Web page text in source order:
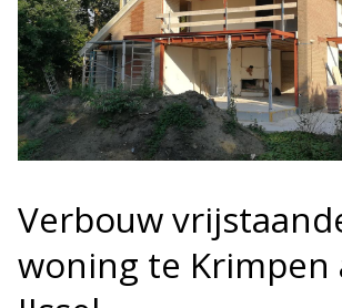
Verbouw
woning te Krimpen